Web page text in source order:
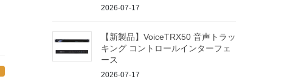
2026-07-17
【新製品】VoiceTRX50 音声トラッ
キング コントロールインターフェ
ース
2026-07-17